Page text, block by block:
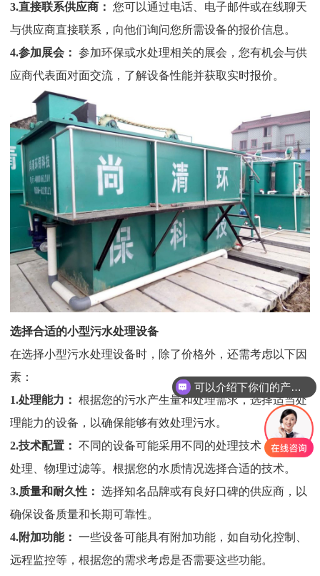
3.直接联系供应商： 您可以通过电话、电子邮件或在线聊天
与供应商直接联系，向他们询问您所需设备的报价信息。
4.参加展会： 参加环保或水处理相关的展会，您有机会与供
应商代表面对面交流，了解设备性能并获取实时报价。
选择合适的小型污水处理设备
在选择小型污水处理设备时，除了价格外，还需考虑以下因
素：
1.处理能力： 根据您的污水产生量和处理需求，选择适当处
理能力的设备，以确保能够有效处理污水。
2.技术配置： 不同的设备可能采用不同的处理技术，如生物
处理、物理过滤等。根据您的水质情况选择合适的技术。
3.质量和耐久性： 选择知名品牌或有良好口碑的供应商，以
确保设备质量和长期可靠性。
4.附加功能： 一些设备可能具有附加功能，如自动化控制、
远程监控等，根据您的需求考虑是否需要这些功能。
可以介绍下你们的产品么
你们是怎么收费的呢